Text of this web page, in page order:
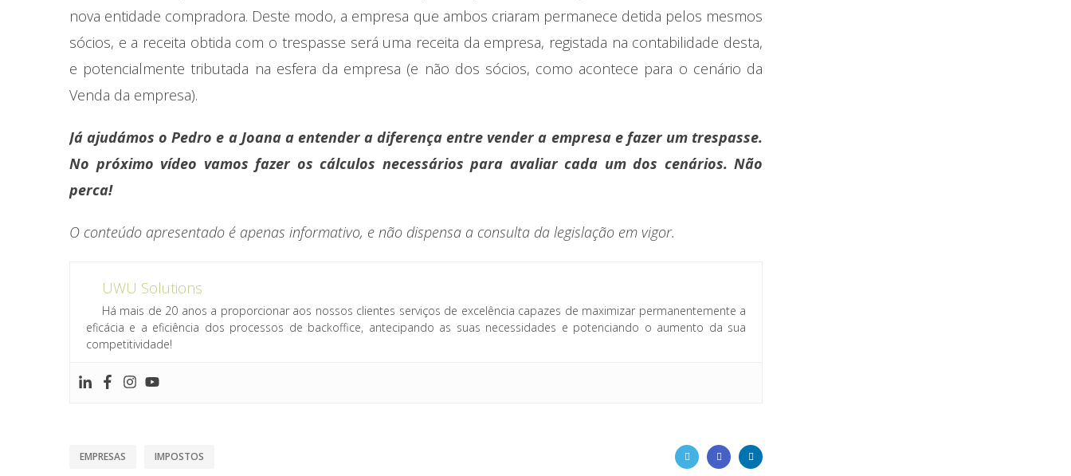
nova entidade compradora. Deste modo, a empresa que ambos criaram permanece detida pelos mesmos
sócios, e a receita obtida com o trespasse será uma receita da empresa, registada na contabilidade desta,
e potencialmente tributada na esfera da empresa (e não dos sócios, como acontece para o cenário da
Venda da empresa).
Já ajudámos o Pedro e a Joana a entender a diferença entre vender a empresa e fazer um trespasse.
No próximo vídeo vamos fazer os cálculos necessários para avaliar cada um dos cenários. Não
perca!
O conteúdo apresentado é apenas informativo, e não dispensa a consulta da legislação em vigor.
UWU Solutions
Há mais de 20 anos a proporcionar aos nossos clientes serviços de excelência capazes de maximizar permanentemente a
eficácia e a eficiência dos processos de backoffice, antecipando as suas necessidades e potenciando o aumento da sua
competitividade!
EMPRESAS IMPOSTOS